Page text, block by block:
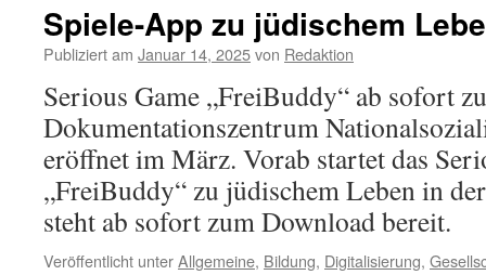
Spiele-App zu jüdischem
Publiziert am Januar 14, 2025von Redaktion
Serious Game „FreiBuddy“ ab sofort
Dokumentationszentrum
eröffnet im März. Vorab startet das
„FreiBuddy“ zu jüdischem Leben in
steht ab sofort zum Download bereit.
Veröffentlicht unterAllgemeine, Bildung, Digitalisierung,